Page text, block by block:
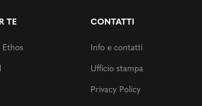
TE
Ethos
CONTATTI
Info e contatti
Ufficio stampa
Privacy Policy